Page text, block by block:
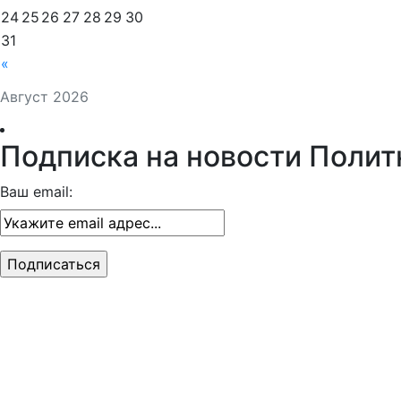
Август 2026
«
24 25 26 27 28 29 30
31
Подписка на новости
Ваш email: